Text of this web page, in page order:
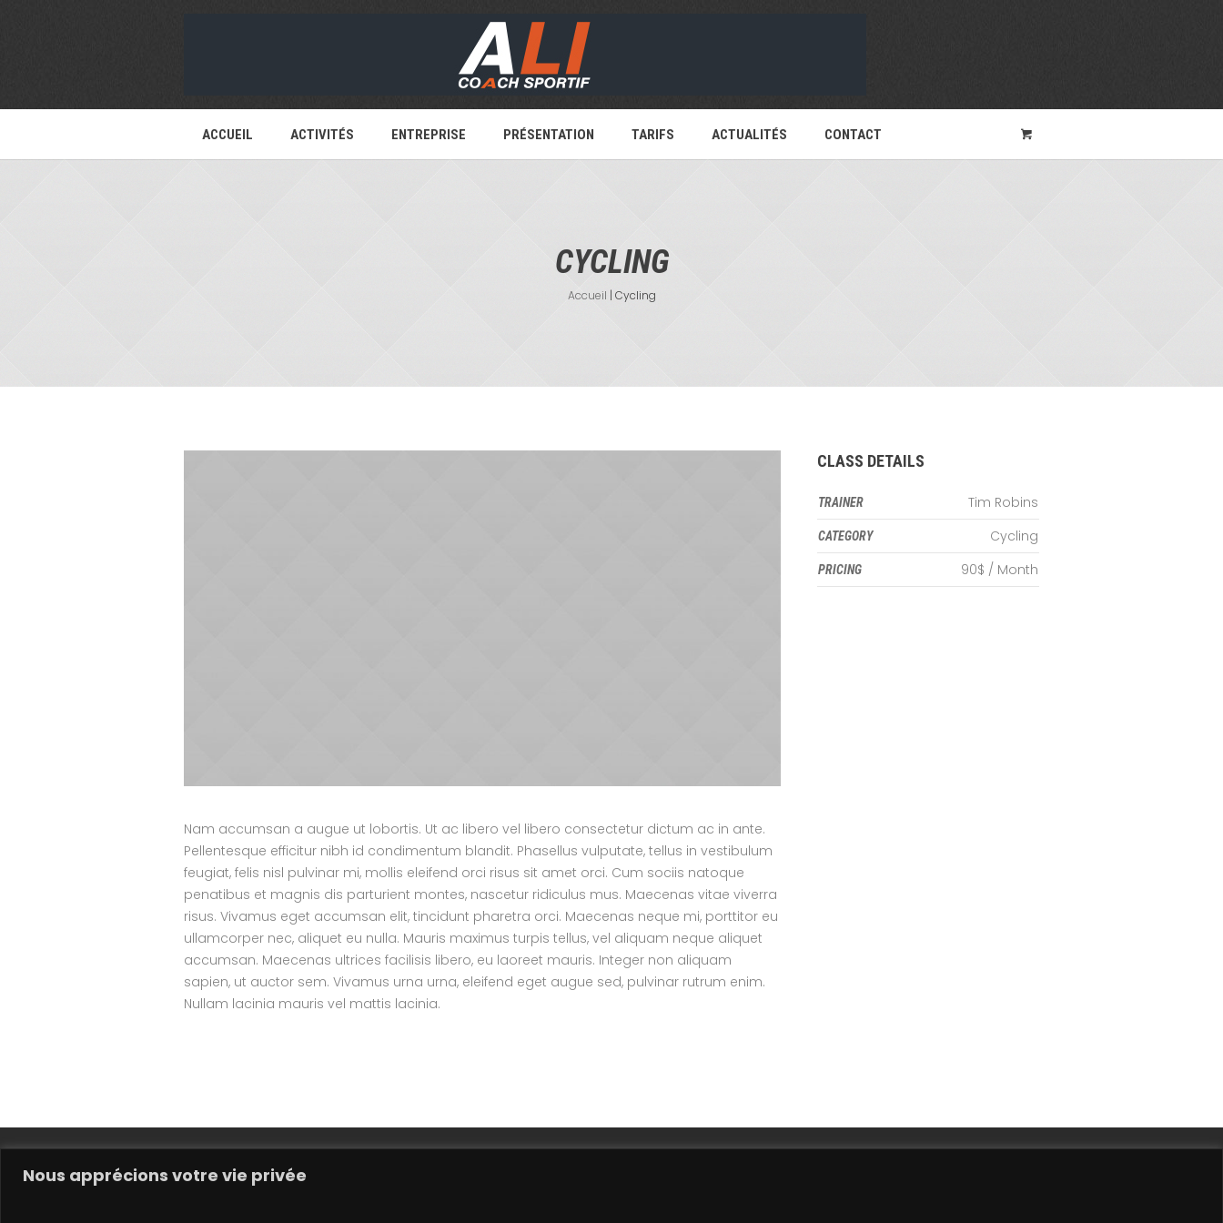
Nous apprécions votre vie privée
ACCUEIL ACTIVITÉS ENTREPRISE PRÉSENTATION TARIFS ACTUALITÉS CONTACT
CYCLING
Accueil | Cycling
Nam accumsan a augue ut lobortis. Ut ac libero vel libero consectetur dictum ac in ante.
Pellentesque efficitur nibh id condimentum blandit. Phasellus vulputate, tellus in vestibulum
feugiat, felis nisl pulvinar mi, mollis eleifend orci risus sit amet orci. Cum sociis natoque
penatibus et magnis dis parturient montes, nascetur ridiculus mus. Maecenas vitae viverra
risus. Vivamus eget accumsan elit, tincidunt pharetra orci. Maecenas neque mi, porttitor eu
ullamcorper nec, aliquet eu nulla. Mauris maximus turpis tellus, vel aliquam neque aliquet
accumsan. Maecenas ultrices facilisis libero, eu laoreet mauris. Integer non aliquam
sapien, ut auctor sem. Vivamus urna urna, eleifend eget augue sed, pulvinar rutrum enim.
Nullam lacinia mauris vel mattis lacinia.
CLASS DETAILS
TRAINER Tim Robins
CATEGORY Cycling
PRICING 90$ / Month